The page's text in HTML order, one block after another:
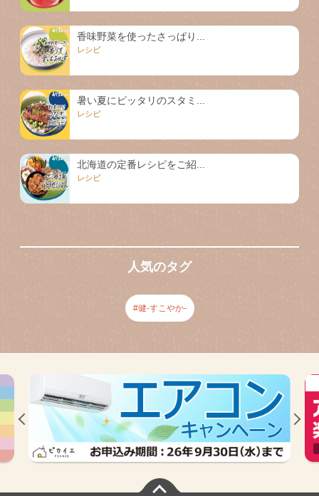
香味野菜を使ったさっぱり...
レシピ
暑い夏にピッタリのスタミ...
レシピ
北海道の定番レシピをご紹...
レシピ
人気のタグ
健-すこやか-